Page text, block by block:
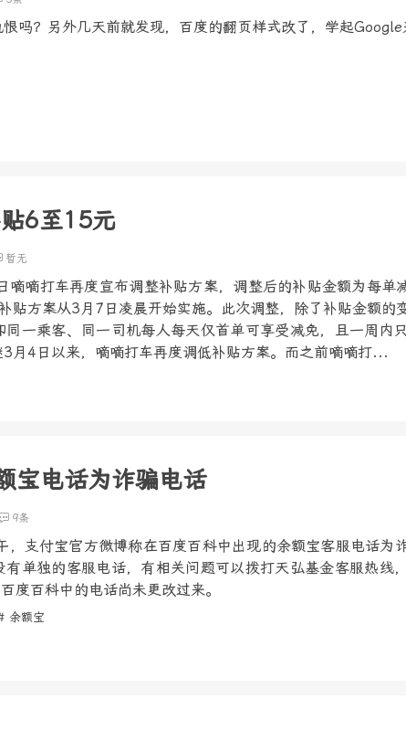
吗？另外几天前就发现，百度的翻页样式改了，学起Google
6至15元
暂无
嘀嘀打车再度宣布调整补贴方案，调整后的补贴金额为每单
贴方案从3月7日凌晨开始实施。此次调整，除了补贴金额的
同一乘客、同一司机每人每天仅首单可享受减免，且一周内
月4日以来，嘀嘀打车再度调低补贴方案。而之前嘀嘀打...
宝电话为诈骗电话
9条
，支付宝官方微博称在百度百科中出现的余额宝客服电话为
有单独的客服电话，有相关问题可以拨打天弘基金客服热线
度百科中的电话尚未更改过来。
余额宝